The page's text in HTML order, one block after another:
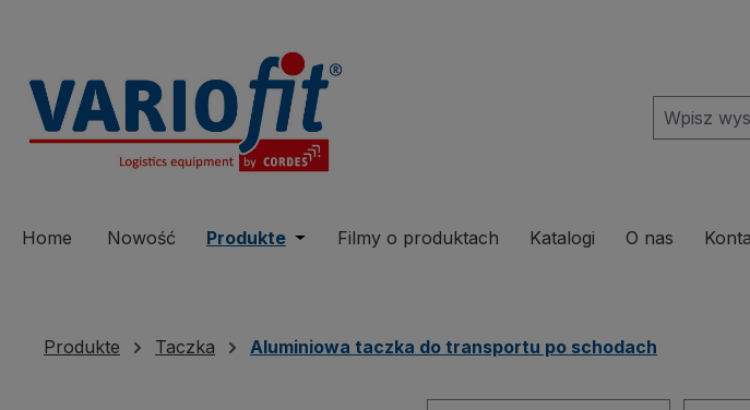
Home Nowość Produkte Open or close the dropdown menu from the category
Filmy o produktach Katalogi O nas
Produkte Taczka Aluminiowa taczka do transportu po schodach